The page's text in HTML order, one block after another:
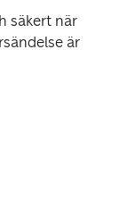
säkert när
är